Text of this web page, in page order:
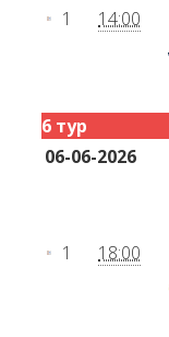
1 14:00
6 тур
06-06-2026
1 18:00